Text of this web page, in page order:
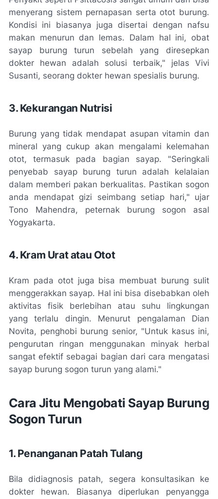
menyerang sistem pernapasan serta otot burung.
Kondisi ini biasanya juga disertai dengan nafsu
makan menurun dan lemas. Dalam hal ini, obat
sayap burung turun sebelah yang diresepkan
dokter hewan adalah solusi terbaik," jelas Vivi
Susanti, seorang dokter hewan spesialis burung.
3. Kekurangan Nutrisi
Burung yang tidak mendapat asupan vitamin dan
mineral yang cukup akan mengalami kelemahan
otot, termasuk pada bagian sayap. "Seringkali
penyebab sayap burung turun adalah kelalaian
dalam memberi pakan berkualitas. Pastikan sogon
anda mendapat gizi seimbang setiap hari," ujar
Tono Mahendra, peternak burung sogon asal
Yogyakarta.
4. Kram Urat atau Otot
Kram pada otot juga bisa membuat burung sulit
menggerakkan sayap. Hal ini bisa disebabkan oleh
aktivitas fisik berlebihan atau suhu lingkungan
yang terlalu dingin. Menurut pengalaman Dian
Novita, penghobi burung senior, "Untuk kasus ini,
pengurutan ringan menggunakan minyak herbal
sangat efektif sebagai bagian dari cara mengatasi
sayap burung sogon turun yang alami."
Cara Jitu Mengobati Sayap Burung
Sogon Turun
1. Penanganan Patah Tulang
Bila didiagnosis patah, segera konsultasikan ke
dokter hewan. Biasanya diperlukan penyangga